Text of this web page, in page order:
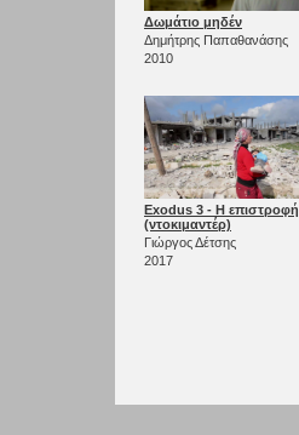
Δωμάτιο μηδέν
Δημήτρης Παπαθανάσης
2010
Exodus 3 - Η επιστροφή
(ντοκιμαντέρ)
Γιώργος Δέτσης
2017